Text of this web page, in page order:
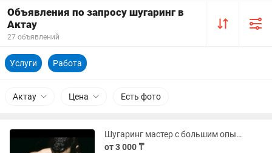
Объявления по запросу шугаринг в
Актау
27 объявлений
Услуги Работа
Актау Цена Есть фото
Шугаринг мастер с большим опытом. Ер адамдарга
от 3 000 ₸